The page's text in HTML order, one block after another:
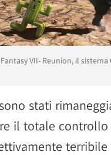
VII- Reunion, il
stati
il totale